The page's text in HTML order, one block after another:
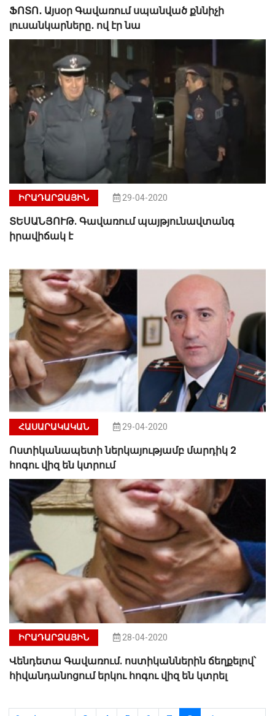
ՖՈՏՈ․ Այսօր Գավառում սպանված քննիչի
լուսանկարները․ ով էր նա
ԻՐԱԴԱՐՁԱՅԻՆ 29-04-2020
ՏԵՍԱՆՅՈՒԹ. Գավառում պայթյունավտանգ
իրավիճակ է
ՀԱՍԱՐԱԿԱԿԱՆ 29-04-2020
Ոստիկանապետի ներկայությամբ մարդիկ 2
հոգու վիզ են կտրում
ԻՐԱԴԱՐՁԱՅԻՆ 28-04-2020
Վենդետա Գավառում. ոստիկաններին ճեղքելով՝
հիվանդանոցում երկու հոգու վիզ են կտրել